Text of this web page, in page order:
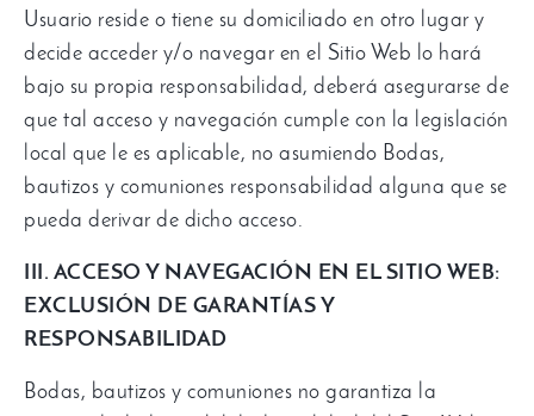
Usuario reside o tiene su domiciliado en otro lugar y
decide acceder y/o navegar en el Sitio Web lo hará
bajo su propia responsabilidad, deberá asegurarse de
que tal acceso y navegación cumple con la legislación
local que le es aplicable, no asumiendo Bodas,
bautizos y comuniones responsabilidad alguna que se
pueda derivar de dicho acceso.
III. ACCESO Y NAVEGACIÓN EN EL SITIO WEB:
EXCLUSIÓN DE GARANTÍAS Y
RESPONSABILIDAD
Bodas, bautizos y comuniones no garantiza la